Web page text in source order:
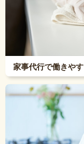
家事代行で働きや